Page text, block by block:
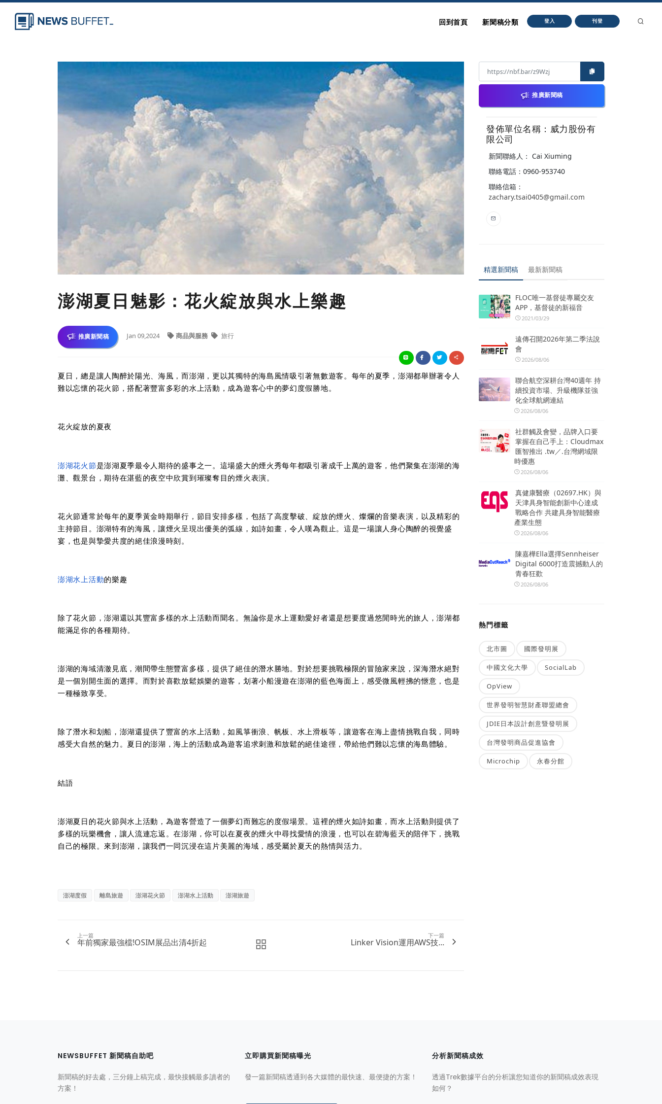
回到首頁 新聞稿分類 登入 刊登
澎湖夏日魅影：花火綻放與水上樂趣
推廣新聞稿 Jan 09,2024 商品與服務 旅行
夏日，總是讓人陶醉於陽光、海風，而澎湖，更以其獨特的海島風情吸引著無數遊客。每年的夏季，澎湖都舉辦著令人
難以忘懷的花火節，搭配著豐富多彩的水上活動，成為遊客心中的夢幻度假勝地。
花火綻放的夏夜
澎湖花火節是澎湖夏季最令人期待的盛事之一。這場盛大的煙火秀每年都吸引著成千上萬的遊客，他們聚集在澎湖的海
灘、觀景台，期待在湛藍的夜空中欣賞到璀璨奪目的煙火表演。
花火節通常於每年的夏季黃金時期舉行，節目安排多樣，包括了高度擊破、綻放的煙火、燦爛的音樂表演，以及精彩的
主持節目。澎湖特有的海風，讓煙火呈現出優美的弧線，如詩如畫，令人嘆為觀止。這是一場讓人身心陶醉的視覺盛
宴，也是與摯愛共度的絕佳浪漫時刻。
澎湖水上活動的樂趣
除了花火節，澎湖還以其豐富多樣的水上活動而聞名。無論你是水上運動愛好者還是想要度過悠閒時光的旅人，澎湖都
能滿足你的各種期待。
澎湖的海域清澈見底，潮間帶生態豐富多樣，提供了絕佳的潛水勝地。對於想要挑戰極限的冒險家來說，深海潛水絕對
是一個別開生面的選擇。而對於喜歡放鬆娛樂的遊客，划著小船漫遊在澎湖的藍色海面上，感受微風輕拂的愜意，也是
一種極致享受。
除了潛水和划船，澎湖還提供了豐富的水上活動，如風箏衝浪、帆板、水上滑板等，讓遊客在海上盡情挑戰自我，同時
感受大自然的魅力。夏日的澎湖，海上的活動成為遊客追求刺激和放鬆的絕佳途徑，帶給他們難以忘懷的海島體驗。
結語
澎湖夏日的花火節與水上活動，為遊客營造了一個夢幻而難忘的度假場景。這裡的煙火如詩如畫，而水上活動則提供了
多樣的玩樂機會，讓人流連忘返。在澎湖，你可以在夏夜的煙火中尋找愛情的浪漫，也可以在碧海藍天的陪伴下，挑戰
自己的極限。來到澎湖，讓我們一同沉浸在這片美麗的海域，感受屬於夏天的熱情與活力。
澎湖度假 離島旅遊 澎湖花火節 澎湖水上活動 澎湖旅遊
上一篇
年前獨家最強檔!OSIM展品出清4折起
下一篇
Linker Vision運用AWS技...
推廣新聞稿
發佈單位名稱：威力股份有
限公司
新聞聯絡人： Cai Xiuming
聯絡電話：0960-953740
聯絡信箱：
zachary.tsai0405@gmail.com
精選新聞稿 最新新聞稿
FLOC唯一基督徒專屬交友
APP，基督徒的新福音
2021/03/29
遠傳召開2026年第二季法說
會
2026/08/06
聯合航空深耕台灣40週年 持
續投資市場、升級機隊並強
化全球航網連結
2026/08/06
社群觸及會變，品牌入口要
掌握在自己手上：Cloudmax
匯智推出 .tw／.台灣網域限
時優惠
2026/08/06
真健康醫療（02697.HK）與
天津具身智能創新中心達成
戰略合作 共建具身智能醫療
產業生態
2026/08/06
陳嘉樺Ella選擇Sennheiser
Digital 6000打造震撼動人的
青春狂歡
2026/08/06
熱門標籤
北市圖 國際發明展
中國文化大學 SocialLab
OpView
世界發明智慧財產聯盟總會
JDIE日本設計創意暨發明展
台灣發明商品促進協會
Microchip 永春分館
NEWSBUFFET 新聞稿自助吧
新聞稿的好去處，三分鐘上稿完成，最快接觸最多讀者的
方案！
立即購買新聞稿曝光
發一篇新聞稿透通到各大媒體的最快速、最便捷的方案！
分析新聞稿成效
透過Trek數據平台的分析讓您知道你的新聞稿成效表現
如何？